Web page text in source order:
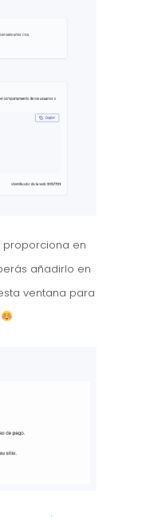
en
añadirlo en
ventana para